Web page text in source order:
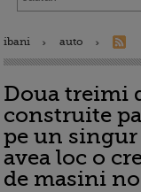
ibani auto
Doua treimi
construite
pe un
avea loc o
de masini